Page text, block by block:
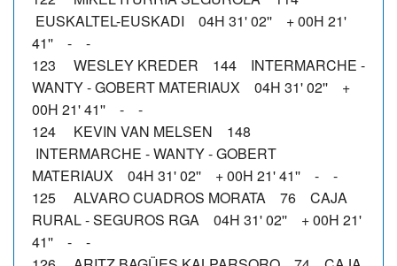
EUSKALTEL-EUSKADI 04H 31' 02'' + 00H 21'
41'' - -
123 WESLEY KREDER 144 INTERMARCHE -
WANTY - GOBERT MATERIAUX 04H 31' 02'' +
00H 21' 41'' - -
124 KEVIN VAN MELSEN 148
INTERMARCHE - WANTY - GOBERT
MATERIAUX 04H 31' 02'' + 00H 21' 41'' - -
125 ALVARO CUADROS MORATA 76 CAJA
RURAL - SEGUROS RGA 04H 31' 02'' + 00H 21'
41'' - -